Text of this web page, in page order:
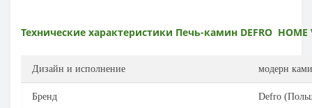
Технические характеристики Печь-камин DEFRO HOME
Дизайн и исполнение модерн
Бренд Defro